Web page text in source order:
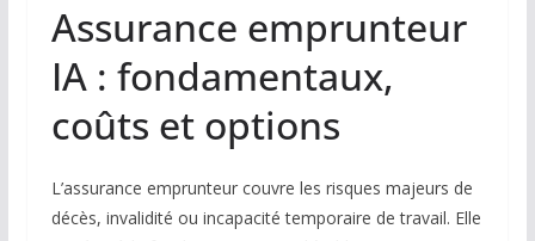
Assurance emprunteur
IA : fondamentaux,
coûts et options
L’assurance emprunteur couvre les risques majeurs de
décès, invalidité ou incapacité temporaire de travail. Elle